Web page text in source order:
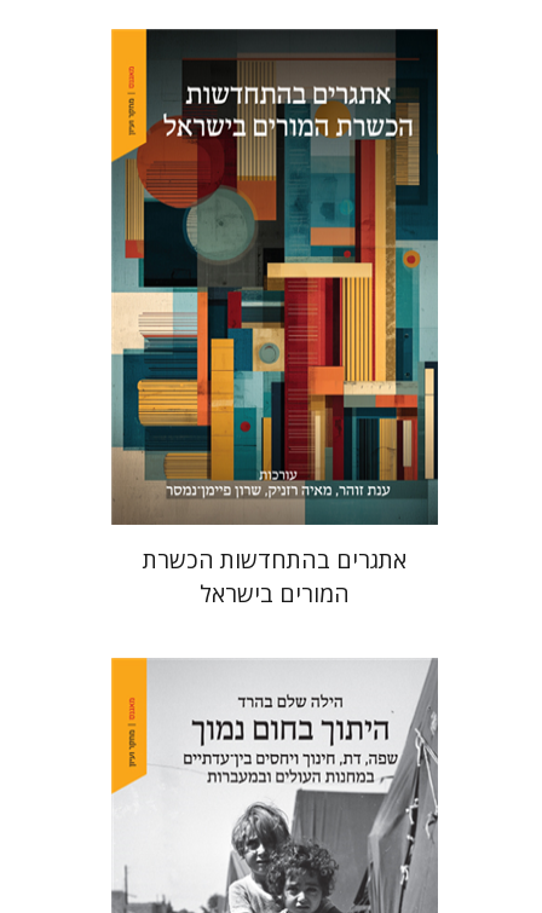
מאיה רזניק שרון פיימן-נמסר
ענת
זוהר
הנחת אתר ספר מודפס
$53
$48
אתגרים בהתחדשות הכשרת
המורים בישראל
הילה שלם בהרד